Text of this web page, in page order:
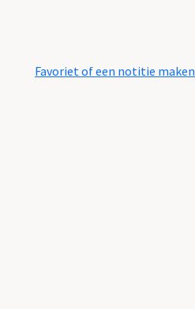
Favoriet of een notitie maken